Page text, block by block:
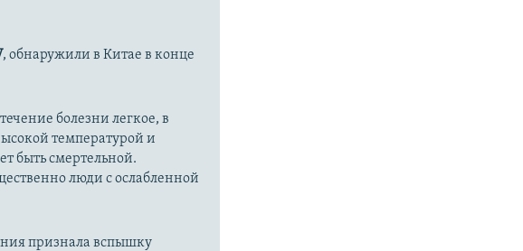
, обнаружили в Китае в конце
болезни легкое, в
температурой и
быть смертельной.
люди с ослабленной
признала вспышку